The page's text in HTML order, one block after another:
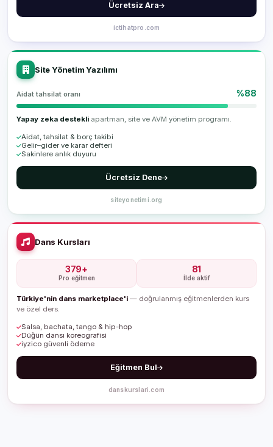
Ücretsiz Ara
ictihatpro.com
Site Yönetim Yazılımı
Aidat tahsilat oranı %88
Yapay zeka destekli apartman, site ve AVM yönetim programı.
Aidat, tahsilat & borç takibi
Gelir–gider ve karar defteri
Sakinlere anlık duyuru
Ücretsiz Dene
siteyonetimi.org
Dans Kursları
379+
Pro eğitmen
81
İlde aktif
Türkiye'nin dans marketplace'i — doğrulanmış eğitmenlerden kurs
ve özel ders.
Salsa, bachata, tango & hip-hop
Düğün dansı koreografisi
iyzico güvenli ödeme
Eğitmen Bul
danskurslari.com